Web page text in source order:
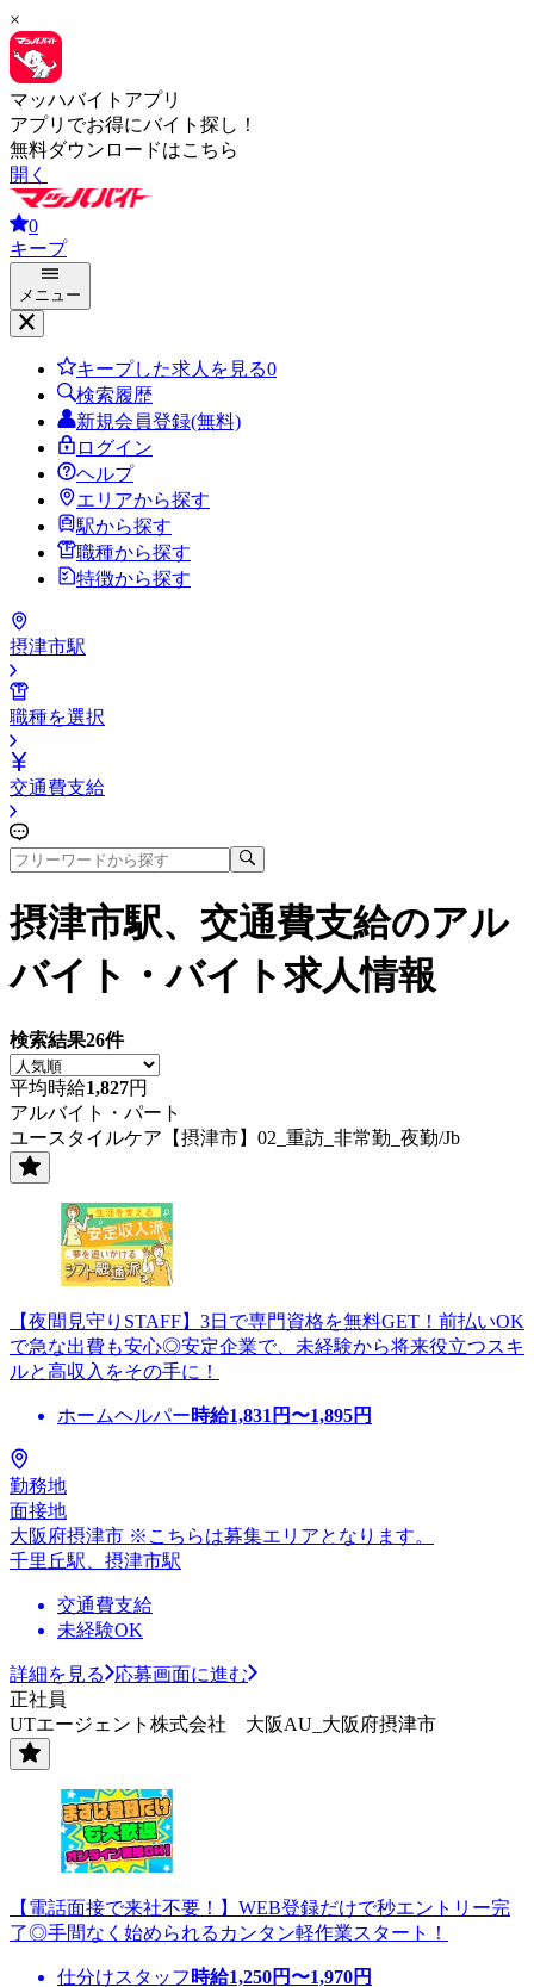
×
マッハバイトアプリ
アプリでお得にバイト探し！
無料ダウンロードはこちら
開く
0
キープ
メニュー
キープした求人を見る0
検索履歴
新規会員登録(無料)
ログイン
ヘルプ
エリアから探す
駅から探す
職種から探す
特徴から探す
摂津市駅
職種を選択
交通費支給
摂津市駅、交通費支給のアル
バイト・バイト求人情報
検索結果26件
平均時給1,827円
アルバイト・パート
ユースタイルケア【摂津市】02_重訪_非常勤_夜勤/Jb
【夜間見守りSTAFF】3日で専門資格を無料GET！前払いOK
で急な出費も安心◎安定企業で、未経験から将来役立つスキ
ルと高収入をその手に！
ホームヘルパー時給1,831 円〜1,895円
勤務地
面接地
大阪府摂津市 ※こちらは募集エリアとなります。
千里丘駅、摂津市駅
交通費支給
未経験OK
詳細を見る
応募画面に進む
正社員
UTエージェント株式会社 大阪AU_大阪府摂津市
【電話面接で来社不要！】WEB登録だけで秒エントリー完
了◎手間なく始められるカンタン軽作業スタート！
仕分けスタッフ 時給1,250円〜1,970円